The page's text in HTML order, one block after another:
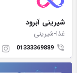
شيرينی آبرود
غذا-شیرینی
01333369889